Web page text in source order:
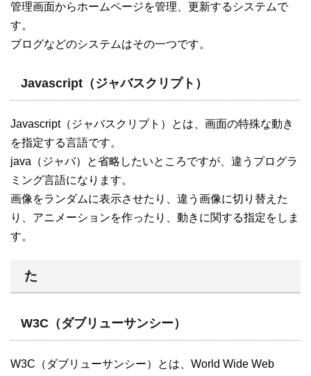
管理画面からホームページを管理、更新するシステムで
す。
ブログなどのシステムはその一つです。
Javascript（ジャバスクリプト）
Javascript（ジャバスクリプト）とは、画面の特殊な動き
を指定する言語です。
java（ジャバ）と省略したいところですが、違うプログラ
ミング言語になります。
画像をランダムに表示させたり、違う画像に切り替えた
り、アニメーションを作ったり、動きに関する指定をしま
す。
た
W3C（ダブリューサンシー）
W3C（ダブリューサンシー）とは、World Wide Web